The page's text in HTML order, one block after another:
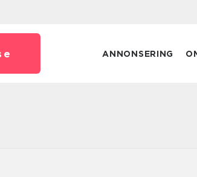
ANNONSERING